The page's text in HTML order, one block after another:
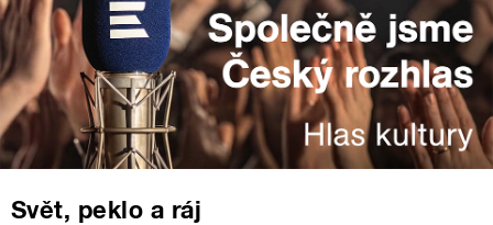
Svět, peklo a ráj